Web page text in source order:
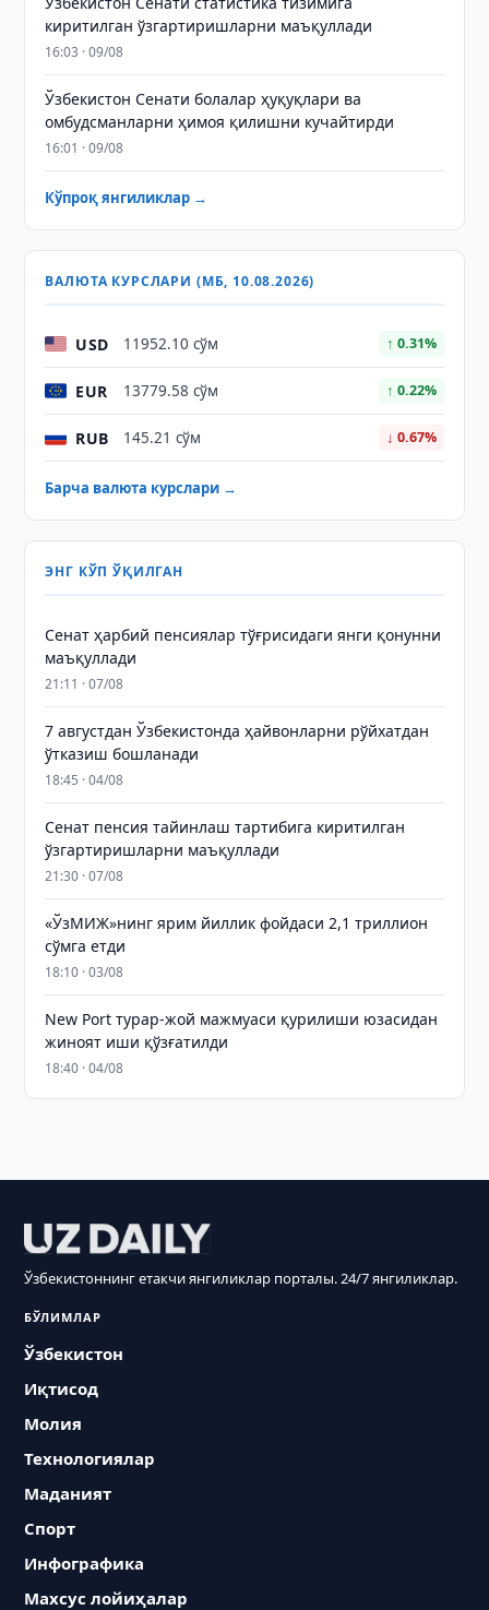
киритилган ўзгартиришларни маъқуллади
16:03 · 09/08
Ўзбекистон Сенати болалар ҳуқуқлари ва
омбудсманларни ҳимоя қилишни кучайтирди
16:01 · 09/08
Кўпроқ янгиликлар →
ВАЛЮТА КУРСЛАРИ (МБ, 10.08.2026)
USD 11952.10 сўм ↑ 0.31%
EUR 13779.58 сўм ↑ 0.22%
RUB 145.21 сўм ↓ 0.67%
Барча валюта курслари →
ЭНГ КЎП ЎҚИЛГАН
Сенат ҳарбий пенсиялар тўғрисидаги янги қонунни
маъқуллади
21:11 · 07/08
7 августдан Ўзбекистонда ҳайвонларни рўйхатдан
ўтказиш бошланади
18:45 · 04/08
Сенат пенсия тайинлаш тартибига киритилган
ўзгартиришларни маъқуллади
21:30 · 07/08
«ЎзМИЖ»нинг ярим йиллик фойдаси 2,1 триллион
сўмга етди
18:10 · 03/08
New Port турар-жой мажмуаси қурилиши юзасидан
жиноят иши қўзғатилди
18:40 · 04/08
Ўзбекистоннинг етакчи янгиликлар порталы. 24/7 янгиликлар.
БЎЛИМЛАР
Ўзбекистон
Иқтисод
Молия
Технологиялар
Маданият
Спорт
Инфографика
Махсус лойиҳалар